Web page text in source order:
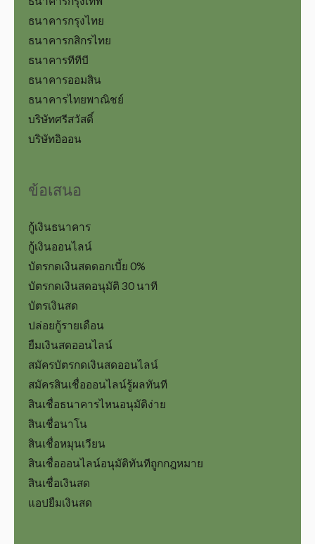
ธนาคารกรุงไทย
ธนาคารกสิกรไทย
ธนาคารทีทีบี
ธนาคารออมสิน
ธนาคารไทยพาณิชย์
บริษัทศรีสวัสดิ์
บริษัทอิออน
ข้อเสนอ
กู้เงินธนาคาร
กู้เงินออนไลน์
บัตรกดเงินสดดอกเบี้ย 0%
บัตรกดเงินสดอนุมัติ 30 นาที
บัตรเงินสด
ปล่อยกู้รายเดือน
ยืมเงินสดออนไลน์
สมัครบัตรกดเงินสดออนไลน์
สมัครสินเชื่อออนไลน์รู้ผลทันที
สินเชื่อธนาคารไหนอนุมัติง่าย
สินเชื่อนาโน
สินเชื่อหมุนเวียน
สินเชื่อออนไลน์อนุมัติทันทีถูกกฎหมาย
สินเชื่อเงินสด
แอปยืมเงินสด